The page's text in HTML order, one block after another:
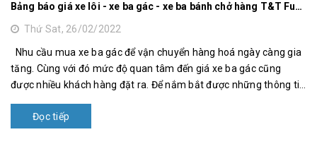
Bảng báo giá xe lôi - xe ba gác - xe ba bánh chở hàng T&T Fushida Hoàng Tâm
Thứ Sat, 26/02/2022
Nhu cầu mua xe ba gác để vận chuyển hàng hoá ngày càng gia
tăng. Cùng với đó mức độ quan tâm đến giá xe ba gác cũng
được nhiều khách hàng đặt ra. Để nắm bắt được những thông tin
ch...
Đọc tiếp